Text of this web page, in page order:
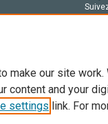
© 2026 Elsevier, ses
IA et aux technologies
make our site
content and your
settings link. For